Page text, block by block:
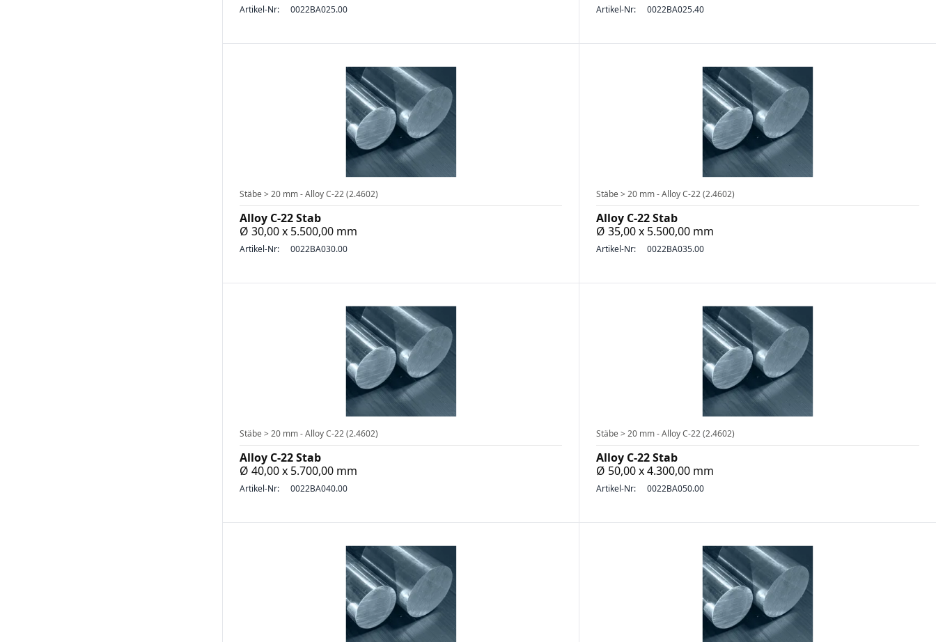
Artikel-Nr: 0022BA025.00 Artikel-Nr: 0022BA025.40
Stäbe > 20 mm - Alloy C-22 (2.4602)
Alloy C-22 Stab
Ø 30,00 x 5.500,00 mm
Artikel-Nr: 0022BA030.00
Stäbe > 20 mm - Alloy C-22 (2.4602)
Alloy C-22 Stab
Ø 35,00 x 5.500,00 mm
Artikel-Nr: 0022BA035.00
Stäbe > 20 mm - Alloy C-22 (2.4602)
Alloy C-22 Stab
Ø 40,00 x 5.700,00 mm
Artikel-Nr: 0022BA040.00
Stäbe > 20 mm - Alloy C-22 (2.4602)
Alloy C-22 Stab
Ø 50,00 x 4.300,00 mm
Artikel-Nr: 0022BA050.00